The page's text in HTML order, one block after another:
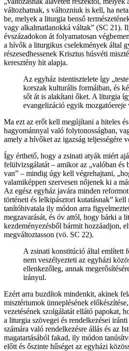
változhatnak, s változniuk is kell, ha
be, melyek a liturgia benső
vagy alkalmatlanokká váltak” (SC 21).
évszázadokon át folyamatosan
a hívők a liturgikus cselekmények által
részesedhessenek Krisztus húsvéti
keresztény hit alapja.
Az egyház istentisztelete így
korszak kulturális formáiban, és
sőt át is alakítani őket. A liturgia
evangelizáció egyik mozgatóereje
Ma ezt az erőt kell megújítani a hiteles
hagyománnyal való folytonosságban,
amely a hívőket az igazság teljességére
Így érthető, hogy a zsinati atyák miért
felülvizsgálatát – amikor az „valóban és
van” – mindig úgy kell végrehajtani,
valamiképpen szervesen nőjenek ki a
Az egész egyház javára minden
történeti és lelkipásztori kutatásnak”
tanítóhivatala ily módon arra
megzavarását, és óv attól, hogy bárki a
kezdeményezésből bármit hozzáadjon,
megváltoztasson (vö. SC 22).
A zsinati konstitúció által említett
nem veszélyezteti az egyházi
ellenkezőleg, annak
irányul.
Ezért arra buzdítok mindenkit, akinek
misztériumok ünneplésének
vezetésének szolgálatát ellátó papokat,
a liturgia szövegei és rendelkezései
számára való rendelkezésre állás és az
magatartásából fakad, ily módon
előtt és őszinte hűséget az egyházi